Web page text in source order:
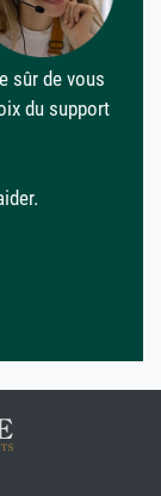
sûr de vous
du support